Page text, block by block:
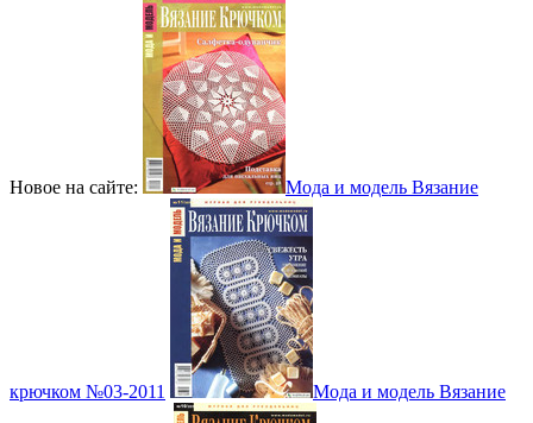
Новое на сайте: Мода и модель Вязание
крючком №03-2011 Мода и модель Вязание